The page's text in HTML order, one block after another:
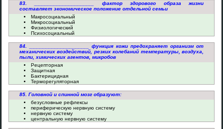
83. ____________________ фактор здорового образа жизни
составляет экономическое положение отдельной семьи
Макросоциальный
Микросоциальный
Физиологический
Психосоциальный
84. ____________________ функция кожи предохраняет организм от
механических воздействий, резких колебаний температуры, воздуха,
пыли, химических агентов, микробов
Рецепторная
Защитная
Бактерицидная
Терморегуляторная
85. Головной и спинной мозг образуют:
безусловные рефлексы
периферическую нервную систему
нервную систему
центральную нервную систему